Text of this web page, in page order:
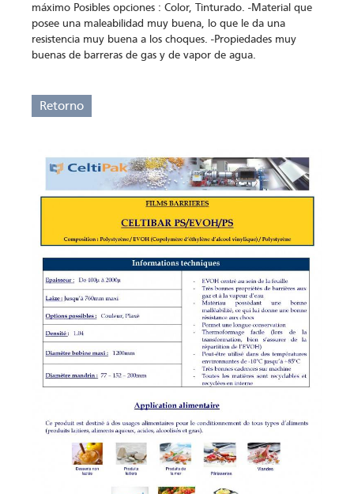
máximo Posibles opciones : Color, Tinturado. -Material que
posee una maleabilidad muy buena, lo que le da una
resistencia muy buena a los choques. -Propiedades muy
buenas de barreras de gas y de vapor de agua.
Retorno